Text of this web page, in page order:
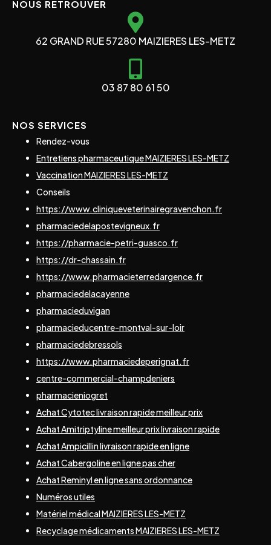
NOUS RETROUVER
62 GRAND RUE 57280 MAIZIERES LES-METZ
03 87 80 61 50
NOS SERVICES
Rendez-vous
Entretiens pharmaceutique MAIZIERES LES-METZ
Vaccination MAIZIERES LES-METZ
Conseils
https://www.cliniqueveterinairegravenchon.fr
pharmaciedelapostevigneux.fr
https://pharmacie-petri-guasco.fr
https://dr-chassain.fr
https://www.pharmacieterredargence.fr
pharmaciedelacayenne
pharmacieduvigan
pharmacieducentre-montval-sur-loir
pharmaciedebressols
https://www.pharmaciedeperignat.fr
centre-commercial-champdeniers
pharmacieniogret
Achat Cytotec livraison rapide meilleur prix
Achat Amitriptyline meilleur prix livraison rapide
Achat Ampicillin livraison rapide en ligne
Achat Cabergoline en ligne pas cher
Achat Reminyl en ligne sans ordonnance
Numéros utiles
Matériel médical MAIZIERES LES-METZ
Recyclage médicaments MAIZIERES LES-METZ